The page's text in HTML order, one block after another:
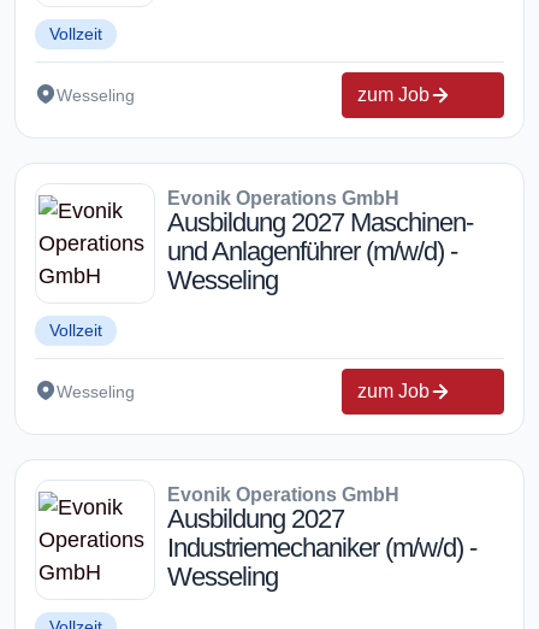
Vollzeit
Wesseling zum Job
Evonik Operations GmbH
Ausbildung 2027 Maschinen-
und Anlagenführer (m/w/d) -
Wesseling
Vollzeit
Wesseling zum Job
Evonik Operations GmbH
Ausbildung 2027
Industriemechaniker (m/w/d) -
Wesseling